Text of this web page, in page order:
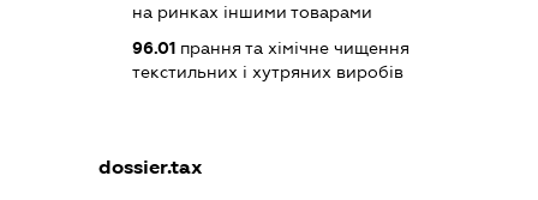
на ринках іншими товарами
96.01 прання та хімічне чищення
текстильних і хутряних виробів
dossier.tax